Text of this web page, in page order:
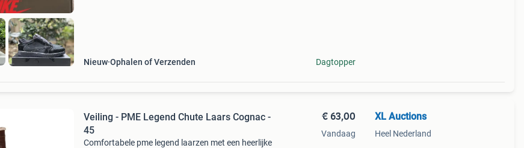
Nieuw Ophalen of Verzenden Dagtopper
Veiling - PME Legend Chute Laars Cognac -
45
Comfortabele pme legend laarzen met een heerlijke
€ 63,00
Vandaag
XL Auctions
Heel Nederland